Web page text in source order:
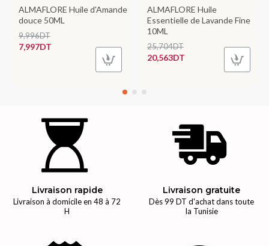
ALMAFLORE Huile d'Amande
douce 50ML
7,997DT
9,996DT
ALMAFLORE Huile
Essentielle de Lavande Fine
10ML
20,563DT
25,704DT
Livraison rapide
Livraison à domicile en 48 à 72
H
Livraison gratuite
Dès 99 DT d'achat dans toute
la Tunisie